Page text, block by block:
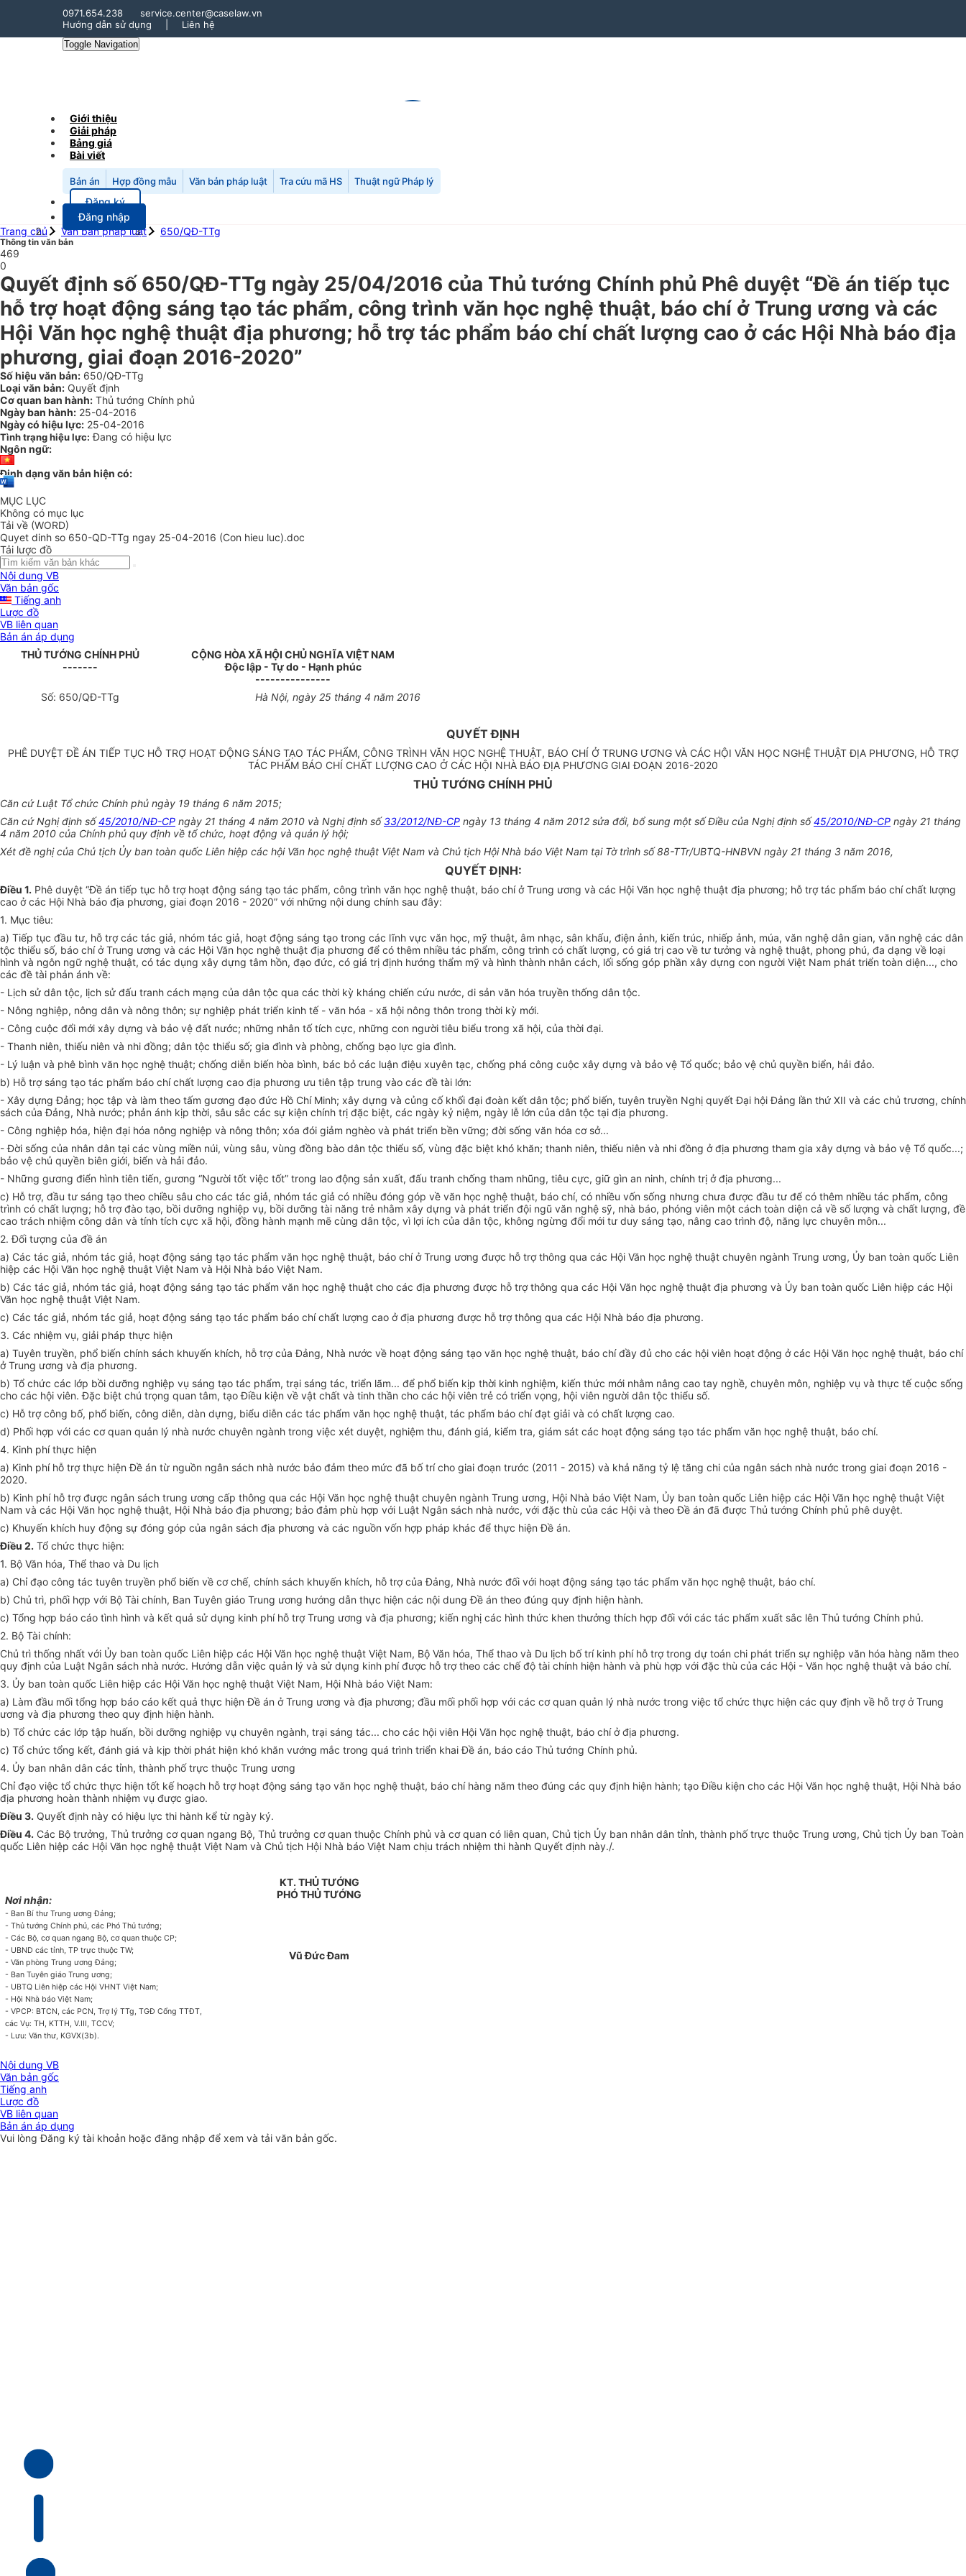
0971.654.238
service.center@caselaw.vn
Hướng dẫn sử dụng
Liên hệ
Toggle Navigation
Giới thiệu
Giải pháp
Bảng giá
Bài viết
Bản án Hợp đồng mẫu Văn bản pháp luật Tra cứu mã HS Thuật ngữ Pháp lý
Đăng ký
Đăng nhập
Trang chủ
Văn bản pháp luật 650/QĐ-TTg
Thông tin văn bản
469
0
Quyết định số 650/QĐ-TTg ngày 25/04/2016 của Thủ tướng Chính phủ Phê duyệt “Đề án tiếp tục
hỗ trợ hoạt động sáng tạo tác phẩm, công trình văn học nghệ thuật, báo chí ở Trung ương và các
Hội Văn học nghệ thuật địa phương; hỗ trợ tác phẩm báo chí chất lượng cao ở các Hội Nhà báo địa
phương, giai đoạn 2016-2020”
Số hiệu văn bản: 650/QĐ-TTg
Loại văn bản: Quyết định
Cơ quan ban hành: Thủ tướng Chính phủ
Ngày ban hành: 25-04-2016
Ngày có hiệu lực: 25-04-2016
Tình trạng hiệu lực: Đang có hiệu lực
Ngôn ngữ:
Định dạng văn bản hiện có:
MỤC LỤC
Không có mục lục
Tải về (WORD)
Quyet dinh so 650-QD-TTg ngay 25-04-2016 (Con hieu luc).doc
Tải lược đồ
Nội dung VB
Văn bản gốc
Tiếng anh
Lược đồ
VB liên quan
Bản án áp dụng
THỦ TƯỚNG CHÍNH PHỦ
-------
CỘNG HÒA XÃ HỘI CHỦ NGHĨA VIỆT NAM
Độc lập - Tự do - Hạnh phúc
---------------
Số: 650/QĐ-TTg Hà Nội, ngày 25 tháng 4 năm 2016
QUYẾT ĐỊNH
PHÊ DUYỆT ĐỀ ÁN TIẾP TỤC HỖ TRỢ HOẠT ĐỘNG SÁNG TẠO TÁC PHẨM, CÔNG TRÌNH VĂN HỌC NGHỆ THUẬT, BÁO CHÍ Ở TRUNG ƯƠNG VÀ CÁC HỘI VĂN HỌC NGHỆ THUẬT ĐỊA PHƯƠNG, HỖ TRỢ
TÁC PHẨM BÁO CHÍ CHẤT LƯỢNG CAO Ở CÁC HỘI NHÀ BÁO ĐỊA PHƯƠNG GIAI ĐOẠN 2016-2020
THỦ TƯỚNG CHÍNH PHỦ
Căn cứ Luật Tổ chức Chính phủ ngày 19 tháng 6 năm 2015;
Căn cứ Nghị định số 45/2010/NĐ-CP ngày 21 tháng 4 năm 2010 và Nghị định số33/2012/NĐ-CP ngày 13 tháng 4 năm 2012 sửa đổi, bổ sung một số Điều của Nghị định số45/2010/NĐ-CP ngày 21 tháng
4 năm 2010 của Chính phủ quy định về tổ chức, hoạt động và quản lý hội;
Xét đề nghị của Chủ tịch Ủy ban toàn quốc Liên hiệp các hội Văn học nghệ thuật Việt Nam và Chủ tịch Hội Nhà báo Việt Nam tại Tờ trình số88-TTr/UBTQ-HNBVN ngày 21 tháng 3 năm 2016,
QUYẾT ĐỊNH:
Điều 1. Phê duyệt “Đề án tiếp tục hỗ trợ hoạt động sáng tạo tác phẩm, công trình văn học nghệ thuật, báo chí ở Trung ương và các Hội Văn học nghệ thuật địa phương; hỗ trợ tác phẩm báo chí chất lượng
cao ở các Hội Nhà báo địa phương, giai đoạn 2016 - 2020” với những nội dung chính sau đây:
1. Mục tiêu:
a) Tiếp tục đầu tư, hỗ trợ các tác giả, nhóm tác giả, hoạt động sáng tạo trong các lĩnh vực văn học, mỹ thuật, âm nhạc, sân khấu, điện ảnh, kiến trúc, nhiếp ảnh, múa, văn nghệ dân gian, văn nghệ các dân
tộc thiểu số, báo chí ở Trung ương và các Hội Văn học nghệ thuật địa phương để có thêm nhiều tác phẩm, công trình có chất lượng, có giá trị cao về tư tưởng và nghệ thuật, phong phú, đa dạng về loại
hình và ngôn ngữ nghệ thuật, có tác dụng xây dựng tâm hồn, đạo đức, có giá trị định hướng thẩm mỹ và hình thành nhân cách, lối sống góp phần xây dựng con người Việt Nam phát triển toàn diện..., cho
các đề tài phản ánh về:
- Lịch sử dân tộc, lịch sử đấu tranh cách mạng của dân tộc qua các thời kỳ kháng chiến cứu nước, di sản văn hóa truyền thống dân tộc.
- Nông nghiệp, nông dân và nông thôn; sự nghiệp phát triển kinh tế - văn hóa - xã hội nông thôn trong thời kỳ mới.
- Công cuộc đổi mới xây dựng và bảo vệ đất nước; những nhân tố tích cực, những con người tiêu biểu trong xã hội, của thời đại.
- Thanh niên, thiếu niên và nhi đồng; dân tộc thiểu số; gia đình và phòng, chống bạo lực gia đình.
- Lý luận và phê bình văn học nghệ thuật; chống diễn biến hòa bình, bác bỏ các luận điệu xuyên tạc, chống phá công cuộc xây dựng và bảo vệ Tổ quốc; bảo vệ chủ quyền biển, hải đảo.
b) Hỗ trợ sáng tạo tác phẩm báo chí chất lượng cao địa phương ưu tiên tập trung vào các đề tài lớn:
- Xây dựng Đảng; học tập và làm theo tấm gương đạo đức Hồ Chí Minh; xây dựng và củng cố khối đại đoàn kết dân tộc; phổ biến, tuyên truyền Nghị quyết Đại hội Đảng lần thứ XII và các chủ trương, chính
sách của Đảng, Nhà nước; phản ánh kịp thời, sâu sắc các sự kiện chính trị đặc biệt, các ngày kỷ niệm, ngày lễ lớn của dân tộc tại địa phương.
- Công nghiệp hóa, hiện đại hóa nông nghiệp và nông thôn; xóa đói giảm nghèo và phát triển bền vững; đời sống văn hóa cơ sở...
- Đời sống của nhân dân tại các vùng miền núi, vùng sâu, vùng đồng bào dân tộc thiểu số, vùng đặc biệt khó khăn; thanh niên, thiếu niên và nhi đồng ở địa phương tham gia xây dựng và bảo vệ Tổ quốc...;
bảo vệ chủ quyền biên giới, biển và hải đảo.
- Những gương điển hình tiên tiến, gương “Người tốt việc tốt” trong lao động sản xuất, đấu tranh chống tham nhũng, tiêu cực, giữ gìn an ninh, chính trị ở địa phương...
c) Hỗ trợ, đầu tư sáng tạo theo chiều sâu cho các tác giả, nhóm tác giả có nhiều đóng góp về văn học nghệ thuật, báo chí, có nhiều vốn sống nhưng chưa được đầu tư để có thêm nhiều tác phẩm, công
trình có chất lượng; hỗ trợ đào tạo, bồi dưỡng nghiệp vụ, bồi dưỡng tài năng trẻ nhằm xây dựng và phát triển đội ngũ văn nghệ sỹ, nhà báo, phóng viên một cách toàn diện cả về số lượng và chất lượng, đề
cao trách nhiệm công dân và tính tích cực xã hội, đồng hành mạnh mẽ cùng dân tộc, vì lợi ích của dân tộc, không ngừng đổi mới tư duy sáng tạo, nâng cao trình độ, năng lực chuyên môn...
2. Đối tượng của đề án
a) Các tác giả, nhóm tác giả, hoạt động sáng tạo tác phẩm văn học nghệ thuật, báo chí ở Trung ương được hỗ trợ thông qua các Hội Văn học nghệ thuật chuyên ngành Trung ương, Ủy ban toàn quốc Liên
hiệp các Hội Văn học nghệ thuật Việt Nam và Hội Nhà báo Việt Nam.
b) Các tác giả, nhóm tác giả, hoạt động sáng tạo tác phẩm văn học nghệ thuật cho các địa phương được hỗ trợ thông qua các Hội Văn học nghệ thuật địa phương và Ủy ban toàn quốc Liên hiệp các Hội
Văn học nghệ thuật Việt Nam.
c) Các tác giả, nhóm tác giả, hoạt động sáng tạo tác phẩm báo chí chất lượng cao ở địa phương được hỗ trợ thông qua các Hội Nhà báo địa phương.
3. Các nhiệm vụ, giải pháp thực hiện
a) Tuyên truyền, phổ biến chính sách khuyến khích, hỗ trợ của Đảng, Nhà nước về hoạt động sáng tạo văn học nghệ thuật, báo chí đầy đủ cho các hội viên hoạt động ở các Hội Văn học nghệ thuật, báo chí
ở Trung ương và địa phương.
b) Tổ chức các lớp bồi dưỡng nghiệp vụ sáng tạo tác phẩm, trại sáng tác, triển lãm... để phổ biến kịp thời kinh nghiệm, kiến thức mới nhằm nâng cao tay nghề, chuyên môn, nghiệp vụ và thực tế cuộc sống
cho các hội viên. Đặc biệt chú trọng quan tâm, tạo Điều kiện về vật chất và tinh thần cho các hội viên trẻ có triển vọng, hội viên người dân tộc thiểu số.
c) Hỗ trợ công bố, phổ biến, công diễn, dàn dựng, biểu diễn các tác phẩm văn học nghệ thuật, tác phẩm báo chí đạt giải và có chất lượng cao.
d) Phối hợp với các cơ quan quản lý nhà nước chuyên ngành trong việc xét duyệt, nghiệm thu, đánh giá, kiểm tra, giám sát các hoạt động sáng tạo tác phẩm văn học nghệ thuật, báo chí.
4. Kinh phí thực hiện
a) Kinh phí hỗ trợ thực hiện Đề án từ nguồn ngân sách nhà nước bảo đảm theo mức đã bố trí cho giai đoạn trước (2011 - 2015) và khả năng tỷ lệ tăng chi của ngân sách nhà nước trong giai đoạn 2016 -
2020.
b) Kinh phí hỗ trợ được ngân sách trung ương cấp thông qua các Hội Văn học nghệ thuật chuyên ngành Trung ương, Hội Nhà báo Việt Nam, Ủy ban toàn quốc Liên hiệp các Hội Văn học nghệ thuật Việt
Nam và các Hội Văn học nghệ thuật, Hội Nhà báo địa phương; bảo đảm phù hợp với Luật Ngân sách nhà nước, với đặc thù của các Hội và theo Đề án đã được Thủ tướng Chính phủ phê duyệt.
c) Khuyến khích huy động sự đóng góp của ngân sách địa phương và các nguồn vốn hợp pháp khác để thực hiện Đề án.
Điều 2. Tổ chức thực hiện:
1. Bộ Văn hóa, Thể thao và Du lịch
a) Chỉ đạo công tác tuyên truyền phổ biến về cơ chế, chính sách khuyến khích, hỗ trợ của Đảng, Nhà nước đối với hoạt động sáng tạo tác phẩm văn học nghệ thuật, báo chí.
b) Chủ trì, phối hợp với Bộ Tài chính, Ban Tuyên giáo Trung ương hướng dẫn thực hiện các nội dung Đề án theo đúng quy định hiện hành.
c) Tổng hợp báo cáo tình hình và kết quả sử dụng kinh phí hỗ trợ Trung ương và địa phương; kiến nghị các hình thức khen thưởng thích hợp đối với các tác phẩm xuất sắc lên Thủ tướng Chính phủ.
2. Bộ Tài chính:
Chủ trì thống nhất với Ủy ban toàn quốc Liên hiệp các Hội Văn học nghệ thuật Việt Nam, Bộ Văn hóa, Thể thao và Du lịch bố trí kinh phí hỗ trợ trong dự toán chi phát triển sự nghiệp văn hóa hàng năm theo
quy định của Luật Ngân sách nhà nước. Hướng dẫn việc quản lý và sử dụng kinh phí được hỗ trợ theo các chế độ tài chính hiện hành và phù hợp với đặc thù của các Hội - Văn học nghệ thuật và báo chí.
3. Ủy ban toàn quốc Liên hiệp các Hội Văn học nghệ thuật Việt Nam, Hội Nhà báo Việt Nam:
a) Làm đầu mối tổng hợp báo cáo kết quả thực hiện Đề án ở Trung ương và địa phương; đầu mối phối hợp với các cơ quan quản lý nhà nước trong việc tổ chức thực hiện các quy định về hỗ trợ ở Trung
ương và địa phương theo quy định hiện hành.
b) Tổ chức các lớp tập huấn, bồi dưỡng nghiệp vụ chuyên ngành, trại sáng tác... cho các hội viên Hội Văn học nghệ thuật, báo chí ở địa phương.
c) Tổ chức tổng kết, đánh giá và kịp thời phát hiện khó khăn vướng mắc trong quá trình triển khai Đề án, báo cáo Thủ tướng Chính phủ.
4. Ủy ban nhân dân các tỉnh, thành phố trực thuộc Trung ương
Chỉ đạo việc tổ chức thực hiện tốt kế hoạch hỗ trợ hoạt động sáng tạo văn học nghệ thuật, báo chí hàng năm theo đúng các quy định hiện hành; tạo Điều kiện cho các Hội Văn học nghệ thuật, Hội Nhà báo
địa phương hoàn thành nhiệm vụ được giao.
Điều 3. Quyết định này có hiệu lực thi hành kể từ ngày ký.
Điều 4. Các Bộ trưởng, Thủ trưởng cơ quan ngang Bộ, Thủ trưởng cơ quan thuộc Chính phủ và cơ quan có liên quan, Chủ tịch Ủy ban nhân dân tỉnh, thành phố trực thuộc Trung ương, Chủ tịch Ủy ban Toàn
quốc Liên hiệp các Hội Văn học nghệ thuật Việt Nam và Chủ tịch Hội Nhà báo Việt Nam chịu trách nhiệm thi hành Quyết định này./.
Nơi nhận:
- Ban Bí thư Trung ương Đảng;
- Thủ tướng Chính phủ, các Phó Thủ tướng;
- Các Bộ, cơ quan ngang Bộ, cơ quan thuộc CP;
- UBND các tỉnh, TP trực thuộc TW;
- Văn phòng Trung ương Đảng;
- Ban Tuyên giáo Trung ương;
- UBTQ Liên hiệp các Hội VHNT Việt Nam;
- Hội Nhà báo Việt Nam;
- VPCP: BTCN, các PCN, Trợ lý TTg, TGĐ Cổng TTĐT,
các Vụ: TH, KTTH, V.III, TCCV;
- Lưu: Văn thư, KGVX(3b).
KT. THỦ TƯỚNG
PHÓ THỦ TƯỚNG
Vũ Đức Đam
Nội dung VB
Văn bản gốc
Tiếng anh
Lược đồ
VB liên quan
Bản án áp dụng
Vui lòngĐăng ký tài khoản hoặc đăng nhập để xem và tải văn bản gốc.